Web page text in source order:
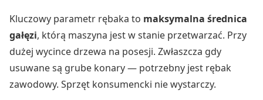
Kluczowy parametr rębaka to maksymalna średnica
gałęzi, którą maszyna jest w stanie przetwarzać. Przy
dużej wycince drzewa na posesji. Zwłaszcza gdy
usuwane są grube konary — potrzebny jest rębak
zawodowy. Sprzęt konsumencki nie wystarczy.